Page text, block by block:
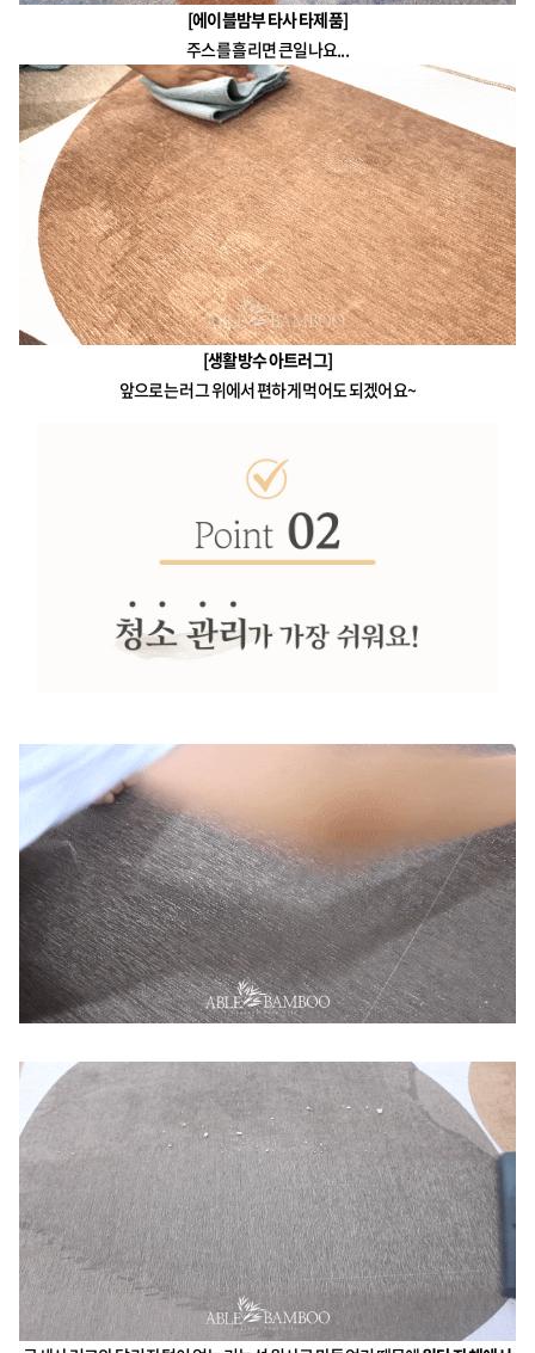
[에이블밤부 타사 타제품]
주스를 흘리면 큰일나요...
[생활방수 아트러그]
앞으로는 러그 위에서 편하게 먹어도 되겠어요~